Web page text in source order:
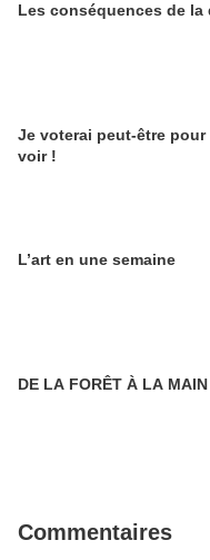
Les conséquences de
Je voterai peut-être
voir !
L’art en une semaine
DE LA FORÊT À LA MAIN
Commentaires